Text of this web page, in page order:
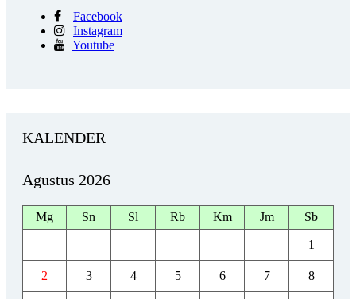
Facebook
Instagram
Youtube
KALENDER
Agustus 2026
Mg Sn Sl Rb Km Jm Sb
1
2 3 4 5 6 7 8